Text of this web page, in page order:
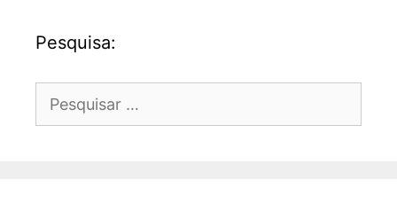
Pesquisa:
por: